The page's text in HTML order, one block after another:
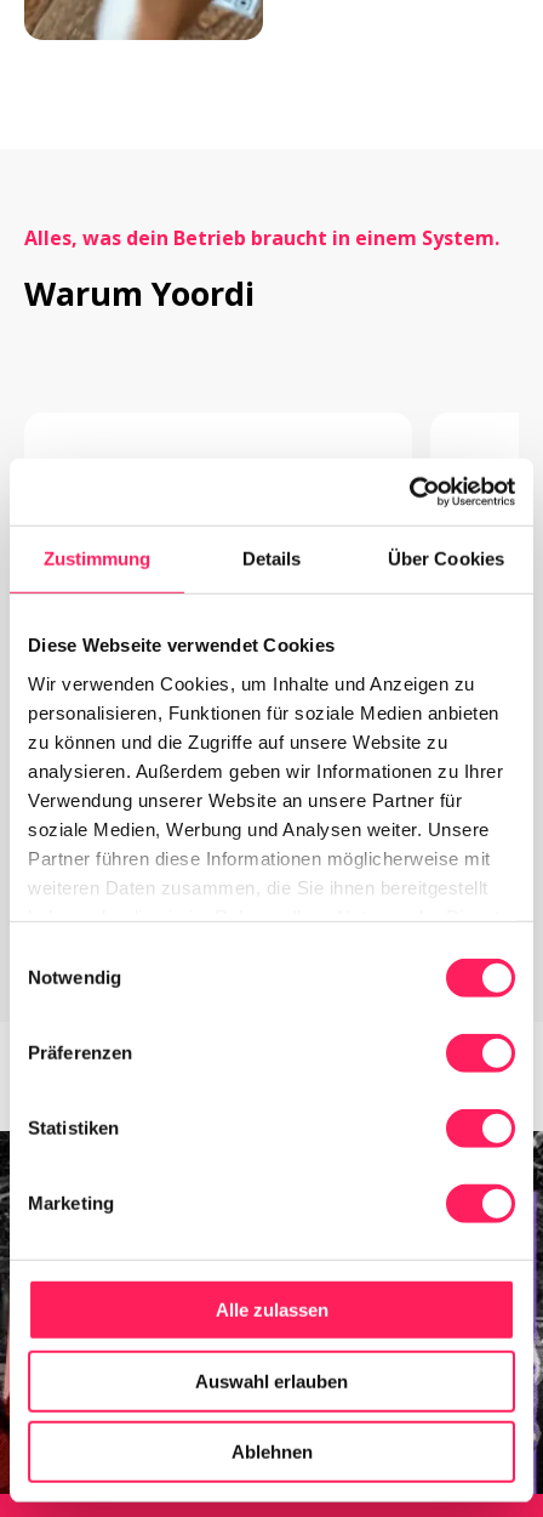
Zustimmung Details Über Cookies
Diese Webseite verwendet Cookies
Wir verwenden Cookies, um Inhalte und Anzeigen zu
personalisieren, Funktionen für soziale Medien anbieten
zu können und die Zugriffe auf unsere Website zu
analysieren. Außerdem geben wir Informationen zu Ihrer
Verwendung unserer Website an unsere Partner für
soziale Medien, Werbung und Analysen weiter. Unsere
Partner führen diese Informationen möglicherweise mit
weiteren Daten zusammen, die Sie ihnen bereitgestellt
Notwendig
Präferenzen
Statistiken
Marketing
Alle zulassen
Auswahl erlauben
Ablehnen
Alles, was dein Betrieb braucht in einem System.
Warum Yoordi
Alles in einem System
Kasse, modernes Self-Ordering
und Payment vereint in einer
Plattform. Ein Tagesabschluss.
Keine Daten-Doppelpflege, keine
Fehlerquellen.
Intuitiv
deine
Kiosk.